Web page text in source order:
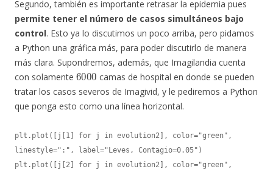
Segundo, también es importante retrasar la epidemia pues
permite tener el número de casos simultáneos bajo
control. Esto ya lo discutimos un poco arriba, pero pidamos
a Python una gráfica más, para poder discutirlo de manera
más clara. Supondremos, además, que Imagilandia cuenta
con solamente
6000
camas de hospital en donde se pueden
tratar los casos severos de Imagivid, y le pediremos a Python
que ponga esto como una línea horizontal.
plt.plot([j[1] for j in evolution2], color="green",
linestyle=":", label="Leves, Contagio=0.05")
plt.plot([j[2] for j in evolution2], color="green",